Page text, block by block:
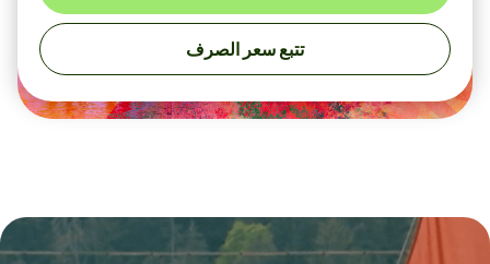
تتبع سعر الصرف